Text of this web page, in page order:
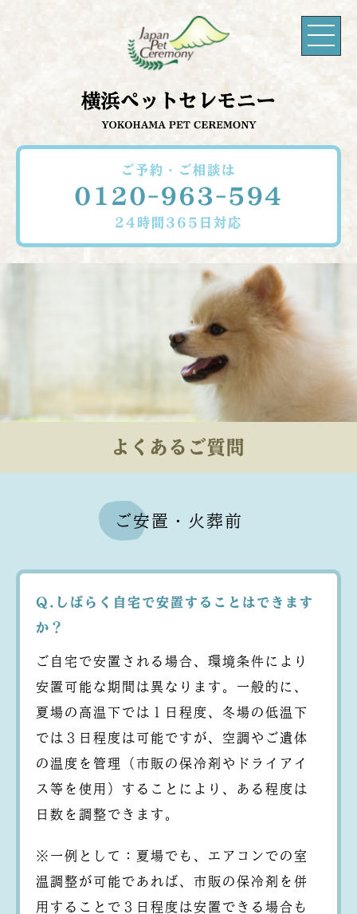
ご予約・ご相談は
0120-963-594
24時間365日対応
よくあるご質問
ご安置・火葬前
Q.しばらく自宅で安置することはできます
か？
ご自宅で安置される場合、環境条件により
安置可能な期間は異なります。一般的に、
夏場の高温下では１日程度、冬場の低温下
では３日程度は可能ですが、空調やご遺体
の温度を管理（市販の保冷剤やドライアイ
ス等を使用）することにより、ある程度は
日数を調整できます。
※一例として：夏場でも、エアコンでの室
温調整が可能であれば、市販の保冷剤を併
用することで３日程度は安置できる場合も